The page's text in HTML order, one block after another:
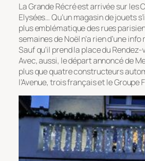
La Grande Récré est arrivée sur les
Elysées… Qu’un magasin de jouets
plus emblématique des rues
semaines de Noël n’a rien d’une
Sauf qu’il prend la place du
Avec, aussi, le départ annoncé de
plus que quatre constructeurs
l’Avenue, trois français et le Groupe